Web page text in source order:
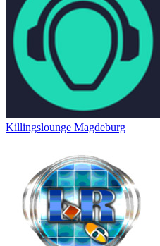
Killingslounge Magdeburg